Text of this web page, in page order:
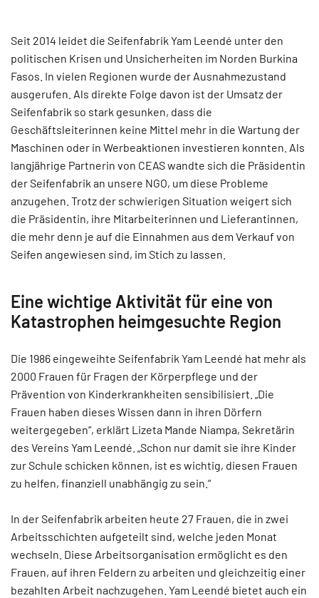
Seit 2014 leidet die Seifenfabrik Yam Leendé unter den
politischen Krisen und Unsicherheiten im Norden Burkina
Fasos. In vielen Regionen wurde der Ausnahmezustand
ausgerufen. Als direkte Folge davon ist der Umsatz der
Seifenfabrik so stark gesunken, dass die
Geschäftsleiterinnen keine Mittel mehr in die Wartung der
Maschinen oder in Werbeaktionen investieren konnten. Als
langjährige Partnerin von CEAS wandte sich die Präsidentin
der Seifenfabrik an unsere NGO, um diese Probleme
anzugehen. Trotz der schwierigen Situation weigert sich
die Präsidentin, ihre Mitarbeiterinnen und Lieferantinnen,
die mehr denn je auf die Einnahmen aus dem Verkauf von
Seifen angewiesen sind, im Stich zu lassen.
Eine wichtige Aktivität für eine von
Katastrophen heimgesuchte Region
Die 1986 eingeweihte Seifenfabrik Yam Leendé hat mehr als
2000 Frauen für Fragen der Körperpflege und der
Prävention von Kinderkrankheiten sensibilisiert. „Die
Frauen haben dieses Wissen dann in ihren Dörfern
weitergegeben“, erklärt Lizeta Mande Niampa, Sekretärin
des Vereins Yam Leendé. „Schon nur damit sie ihre Kinder
zur Schule schicken können, ist es wichtig, diesen Frauen
zu helfen, finanziell unabhängig zu sein.“
In der Seifenfabrik arbeiten heute 27 Frauen, die in zwei
Arbeitsschichten aufgeteilt sind, welche jeden Monat
wechseln. Diese Arbeitsorganisation ermöglicht es den
Frauen, auf ihren Feldern zu arbeiten und gleichzeitig einer
bezahlten Arbeit nachzugehen. Yam Leendé bietet auch ein